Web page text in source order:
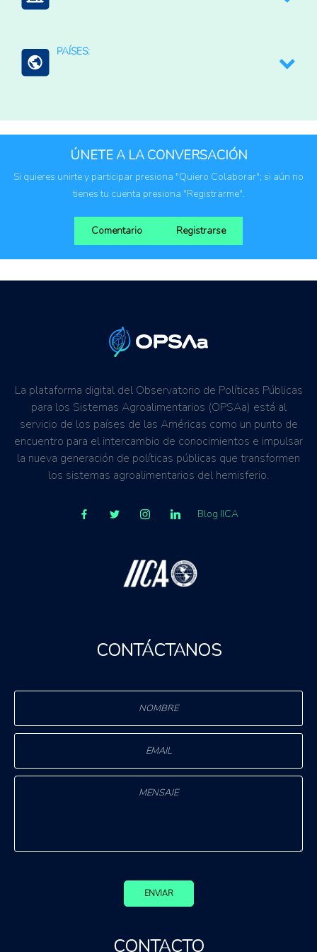
Organización de productores (cooperativas, etc)
PAÍSES:
Bolivia
Colombia
Ecuador
ÚNETE A LA CONVERSACIÓN
Si quieres unirte y participar presiona "Quiero Colaborar"; si aún no
tienes tu cuenta presiona "Registrarme".
Comentario Registrarse
La plataforma digital del Observatorio de Políticas Públicas
para los Sistemas Agroalimentarios (OPSAa) está al
servicio de los países de las Américas como un punto de
encuentro para el intercambio de conocimientos e impulsar
la nueva generación de políticas públicas que transformen
los sistemas agroalimentarios del hemisferio.
Blog IICA
CONTÁCTANOS
ENVIAR
CONTACTO